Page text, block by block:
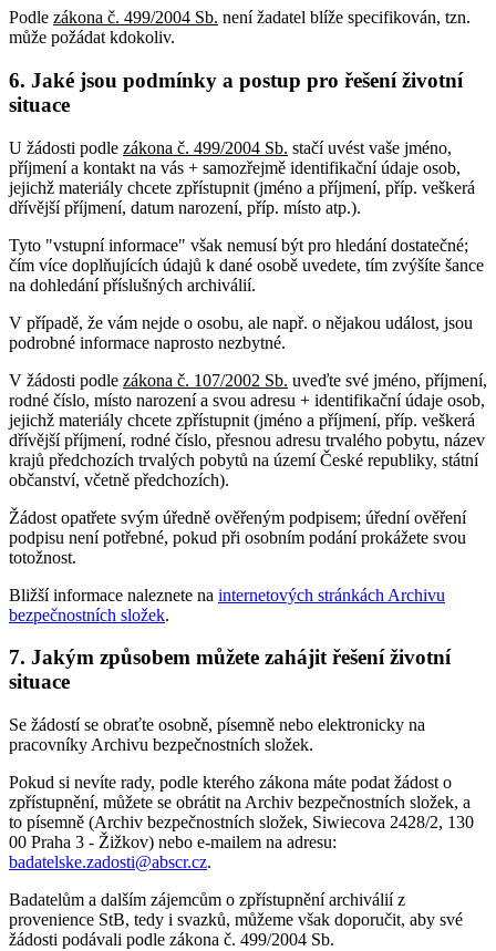
Podle zákona č. 499/2004 Sb. není žadatel blíže specifikován, tzn.
může požádat kdokoliv.
6. Jaké jsou podmínky a postup pro řešení životní
situace
U žádosti podle zákona č. 499/2004 Sb. stačí uvést vaše jméno,
příjmení a kontakt na vás + samozřejmě identifikační údaje osob,
jejichž materiály chcete zpřístupnit (jméno a příjmení, příp. veškerá
dřívější příjmení, datum narození, příp. místo atp.).
Tyto "vstupní informace" však nemusí být pro hledání dostatečné;
čím více doplňujících údajů k dané osobě uvedete, tím zvýšíte šance
na dohledání příslušných archiválií.
V případě, že vám nejde o osobu, ale např. o nějakou událost, jsou
podrobné informace naprosto nezbytné.
V žádosti podle zákona č. 107/2002 Sb. uveďte své jméno, příjmení,
rodné číslo, místo narození a svou adresu + identifikační údaje osob,
jejichž materiály chcete zpřístupnit (jméno a příjmení, příp. veškerá
dřívější příjmení, rodné číslo, přesnou adresu trvalého pobytu, název
krajů předchozích trvalých pobytů na území České republiky, státní
občanství, včetně předchozích).
Žádost opatřete svým úředně ověřeným podpisem; úřední ověření
podpisu není potřebné, pokud při osobním podání prokážete svou
totožnost.
Bližší informace naleznete na internetových stránkách Archivu
bezpečnostních složek.
7. Jakým způsobem můžete zahájit řešení životní
situace
Se žádostí se obraťte osobně, písemně nebo elektronicky na
pracovníky Archivu bezpečnostních složek.
Pokud si nevíte rady, podle kterého zákona máte podat žádost o
zpřístupnění, můžete se obrátit na Archiv bezpečnostních složek, a
to písemně (Archiv bezpečnostních složek, Siwiecova 2428/2, 130
00 Praha 3 - Žižkov) nebo e-mailem na adresu:
badatelske.zadosti@abscr.cz.
Badatelům a dalším zájemcům o zpřístupnění archiválií z
provenience StB, tedy i svazků, můžeme však doporučit, aby své
žádosti podávali podle zákona č. 499/2004 Sb.